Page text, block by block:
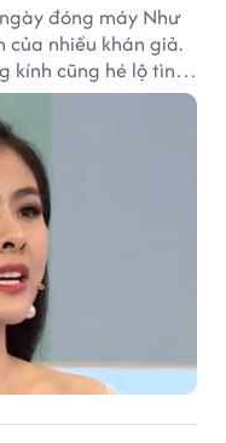
đóng máy Như
của nhiều khán giả.
kính cũng hé lộ tình
cho ê-kíp bộ phim.